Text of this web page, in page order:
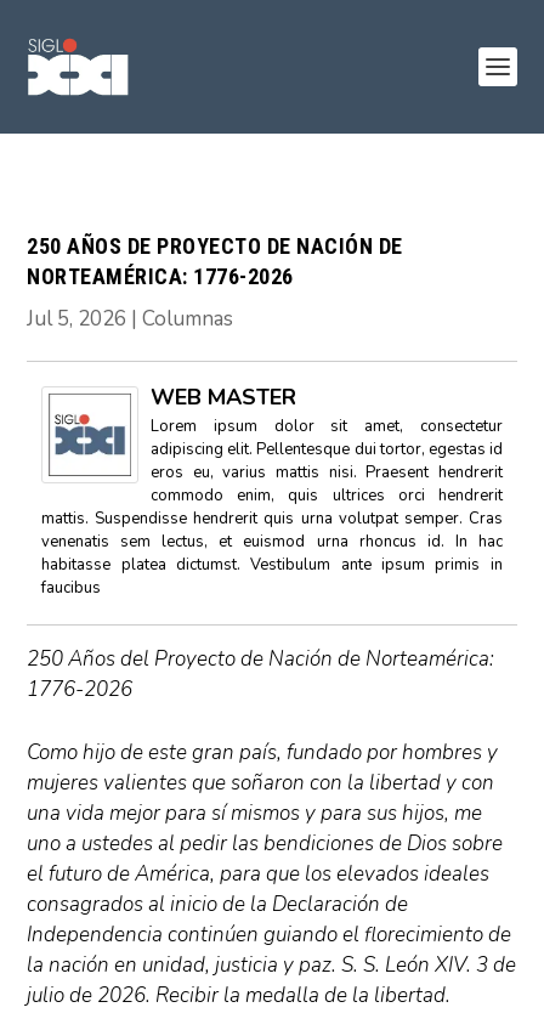
250 AÑOS DE PROYECTO DE NACIÓN DE
NORTEAMÉRICA: 1776-2026
Jul 5, 2026 |Columnas
WEB MASTER
Lorem ipsum dolor sit amet, consectetur
adipiscing elit. Pellentesque dui tortor, egestas id
eros eu, varius mattis nisi. Praesent hendrerit
commodo enim, quis ultrices orci hendrerit
mattis. Suspendisse hendrerit quis urna volutpat semper. Cras
venenatis sem lectus, et euismod urna rhoncus id. In hac
habitasse platea dictumst. Vestibulum ante ipsum primis in
faucibus
250 Años del Proyecto de Nación de Norteamérica:
1776-2026
Como hijo de este gran país, fundado por hombres y
mujeres valientes que soñaron con la libertad y con
una vida mejor para sí mismos y para sus hijos, me
uno a ustedes al pedir las bendiciones de Dios sobre
el futuro de América, para que los elevados ideales
consagrados al inicio de la Declaración de
Independencia continúen guiando el florecimiento de
la nación en unidad, justicia y paz. S. S. León XIV. 3 de
julio de 2026. Recibir la medalla de la libertad.